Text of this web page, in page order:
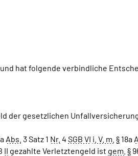
hat folgende verbindliche
der gesetzlichen
Abs. 3 Satz 1 Nr. 4 SGB VI i. V. m. § 18a
II gezahlte Verletztengeld ist gem. §